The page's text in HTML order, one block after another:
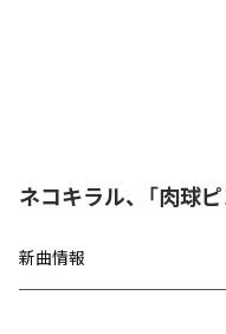
ネコキラル、「肉球
新曲情報